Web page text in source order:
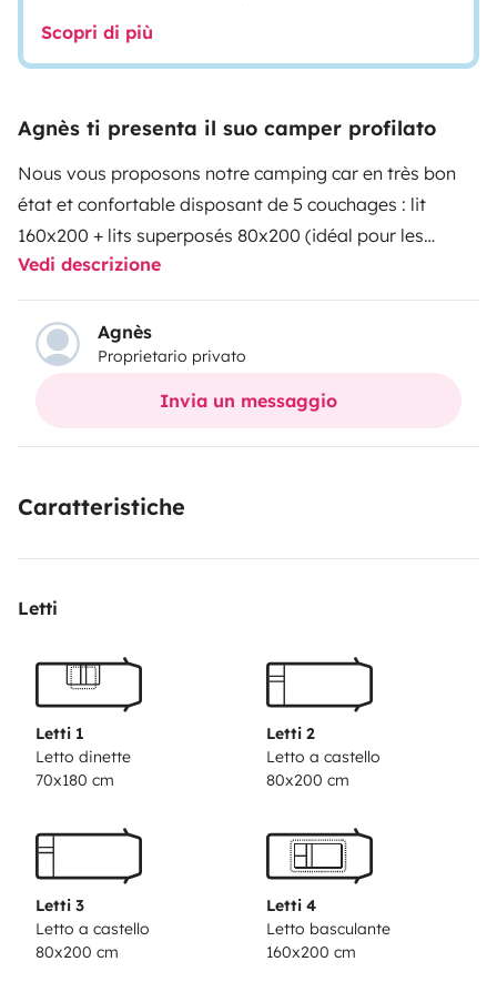
Scopri di più
Agnès ti presenta il suo camper profilato
Nous vous proposons notre camping car en très bon
état et confortable disposant de 5 couchages : lit
160x200 + lits superposés 80x200 (idéal pour les
enfants) + lit dînette 70x180.
Serviettes et draps en option.Rafraichisseur
permettant de profiter d’un air plus frais à l’intérieur du
camping car.Porte 4 vélos afin de faciliter vos
déplacements. Grande soute pour le rangement.
extérieur si vous préférez vous mettre à l’ombre.Si
jeux de pétanque est disponible, autres jeux
arpentant les routes de France.
Vedi descrizione
Agnès
Proprietario privato
Invia un messaggio
Caratteristiche
Letti
Letti 1
Letto dinette
70x180 cm
Letti 2
Letto a castello
80x200 cm
Letti 3
Letto a castello
80x200 cm
Letti 4
Letto basculante
160x200 cm